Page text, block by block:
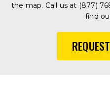
the map. Call us at (877)
find